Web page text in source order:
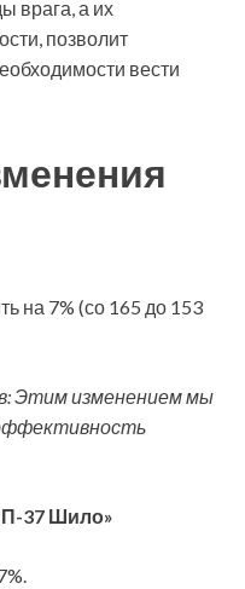
врага, а их
позволит
вести
на 7% (со 165 до 153
Этим изменением мы
37 Шило»